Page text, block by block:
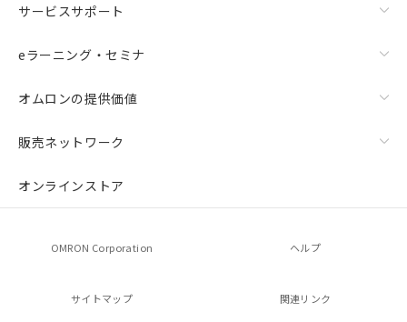
サービスサポート
eラーニング・セミナ
オムロンの提供価値
販売ネットワーク
オンラインストア
OMRON Corporation ヘルプ
サイトマップ 関連リンク